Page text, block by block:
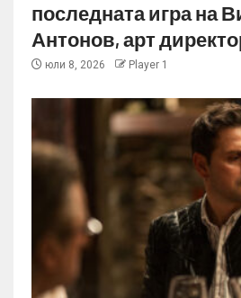
последната игра на
Антонов, арт
юли 8, 2026 Player 1